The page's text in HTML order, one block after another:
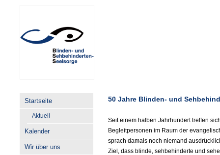
Startseite
Aktuell
Kalender
Wir über uns
50 Jahre Blinden- und
Seit einem halben Jahrhundert treffen
Begleitpersonen im Raum der
sprach damals noch niemand
Ziel, dass blinde, sehbehinderte und